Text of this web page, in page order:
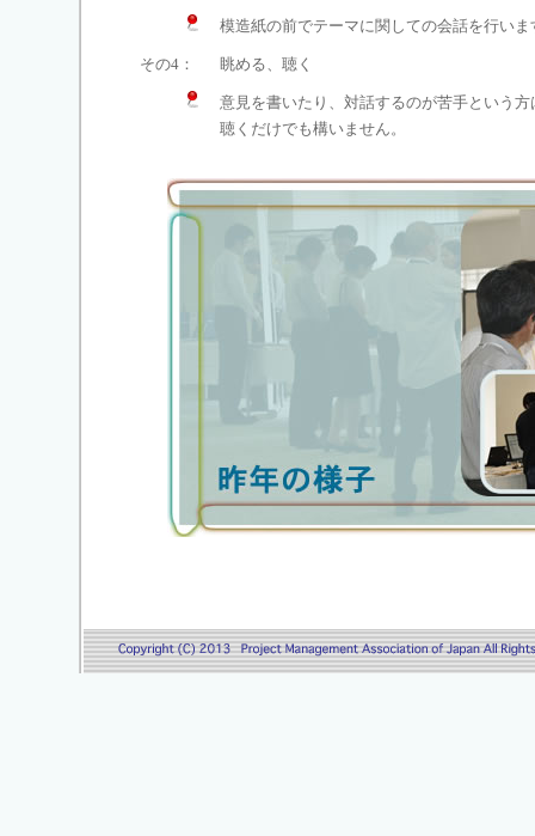
模造紙の前でテーマに関しての会話を行い
その4： 眺める、聴く
意見を書いたり、対話するのが苦手という
聴くだけでも構いません。